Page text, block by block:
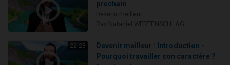
prochain
22:23
Devenir meilleur : Introduction -
Pourquoi travailler son caractère ?